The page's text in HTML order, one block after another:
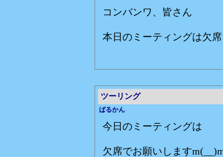
コンバンワ、皆さん
本日のミーティングは欠
ツーリング
ばるかん
今日のミーティングは
欠席でお願いします